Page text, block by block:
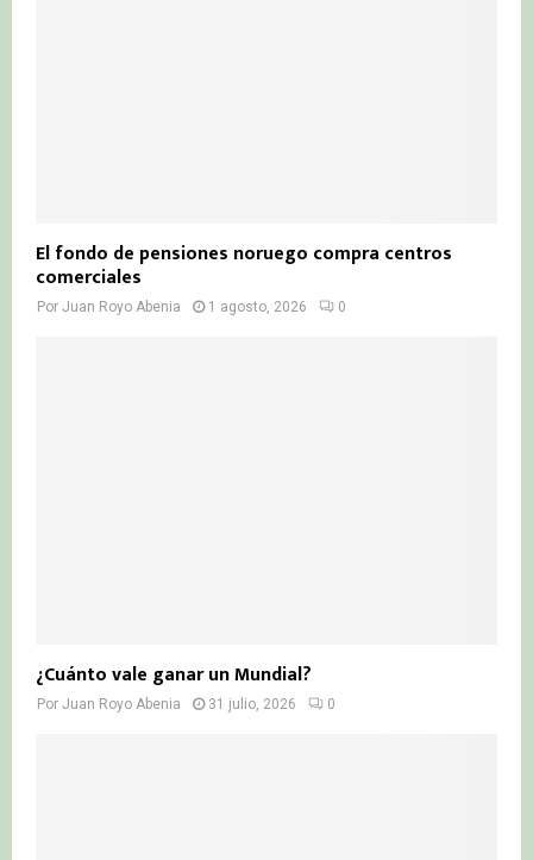
El fondo de pensiones noruego compra centros
comerciales
Por Juan Royo Abenia 1 agosto, 2026 0
¿Cuánto vale ganar un Mundial?
Por Juan Royo Abenia 31 julio, 2026 0